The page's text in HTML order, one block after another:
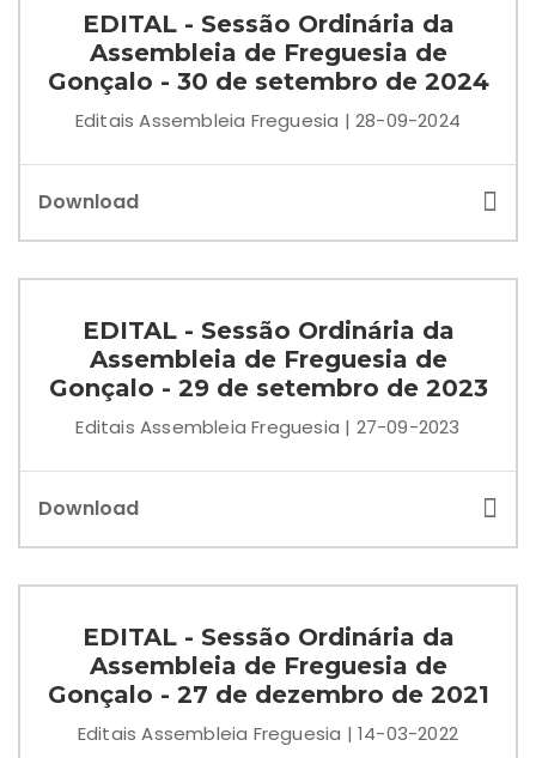
EDITAL - Sessão Ordinária da
Assembleia de Freguesia de
Gonçalo - 30 de setembro de 2024
Editais Assembleia Freguesia | 28-09-2024
Download
EDITAL - Sessão Ordinária da
Assembleia de Freguesia de
Gonçalo - 29 de setembro de 2023
Editais Assembleia Freguesia | 27-09-2023
Download
EDITAL - Sessão Ordinária da
Assembleia de Freguesia de
Gonçalo - 27 de dezembro de 2021
Editais Assembleia Freguesia | 14-03-2022